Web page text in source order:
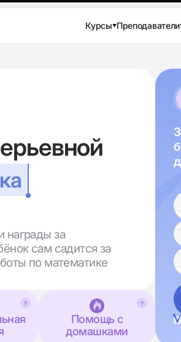
Курсы Преподаватели
награды за
сам садится за
по математике
?
Помощь с
домашками
?